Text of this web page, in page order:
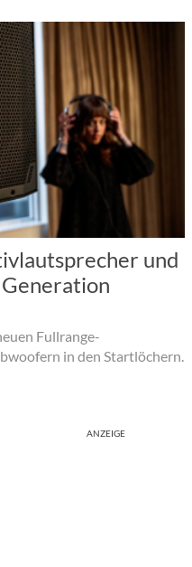
und
Fullrange-
in den Startlöchern.
ANZEIGE